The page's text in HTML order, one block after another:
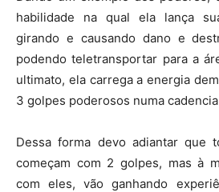
habilidade na qual ela lança
girando e causando dano e
podendo teletransportar para a
ultimato, ela carrega a energia
3 golpes poderosos numa
Dessa forma devo adiantar que
começam com 2 golpes, mas à
com eles, vão ganhando